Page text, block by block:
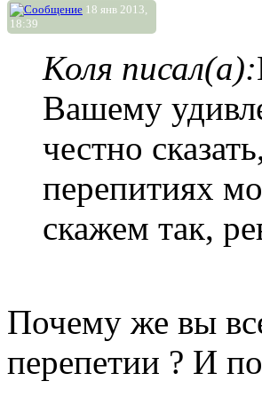
18 янв 2013,
18:39
Коля писал(а):
Вашему
честно
перепитиях
скажем так,
Почему же вы
перепетии ? И